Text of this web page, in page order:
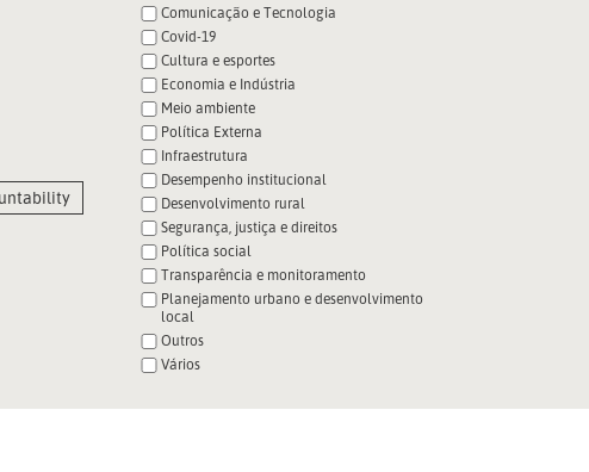
Comunicação e Tecnologia
Covid-19
Cultura e esportes
Economia e Indústria
Meio ambiente
Política Externa
Infraestrutura
Desempenho institucional
Desenvolvimento rural
Segurança, justiça e direitos
Política social
Transparência e monitoramento
Planejamento urbano e desenvolvimento
local
Outros
Vários